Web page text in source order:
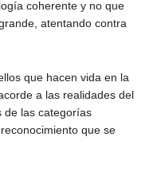
coherente y no que
atentando contra
que hacen vida en la
a las realidades del
de las categorías
que se